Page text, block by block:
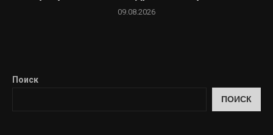
09.08.2026
Поиск
ПОИСК